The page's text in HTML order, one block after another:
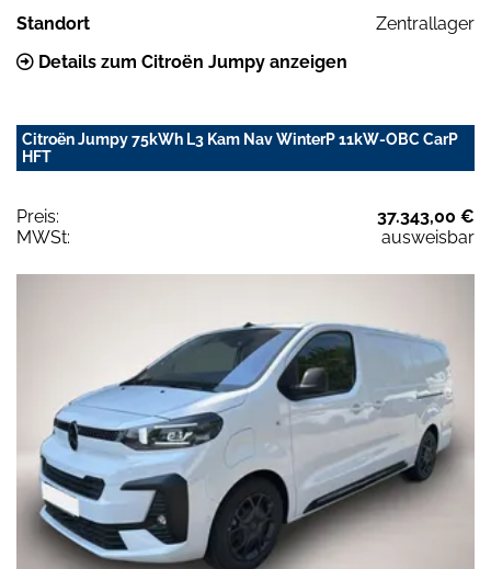
Standort
Zentrallager
Details zum Citroën Jumpy anzeigen
Citroën Jumpy 75kWh L3 Kam Nav WinterP 11kW-OBC CarP
HFT
Preis:
37.343,00 €
MWSt:
ausweisbar